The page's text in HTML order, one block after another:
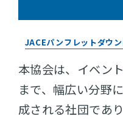
本協会は、イベン
まで、幅広い分野
成される社団であ
JACEパンフレットダウ